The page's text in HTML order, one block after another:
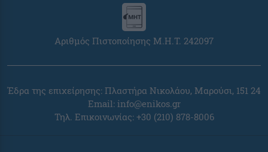
Αριθμός Πιστοποίησης Μ.Η.Τ. 242097
Έδρα της επιχείρησης: Πλαστήρα Νικολάου, Μαρούσι, 151 24
Email: info@enikos.gr
Τηλ. Επικοινωνίας: +30 (210) 878-8006